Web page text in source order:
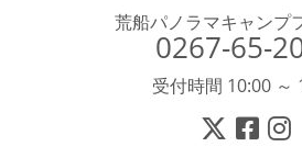
荒船パノラマキャンプ
0267-65-
受付時間 10:00 ～